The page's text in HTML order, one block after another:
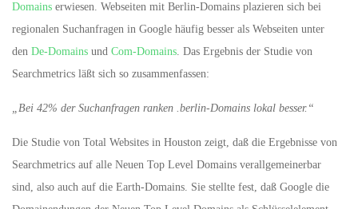
Domains erwiesen. Webseiten mit Berlin-Domains plazieren sich bei
regionalen Suchanfragen in Google häufig besser als Webseiten unter
den De-Domains und Com-Domains. Das Ergebnis der Studie von
Searchmetrics läßt sich so zusammenfassen:
„Bei 42% der Suchanfragen ranken .berlin-Domains lokal besser.“
Die Studie von Total Websites in Houston zeigt, daß die Ergebnisse von
Searchmetrics auf alle Neuen Top Level Domains verallgemeinerbar
sind, also auch auf die Earth-Domains. Sie stellte fest, daß Google die